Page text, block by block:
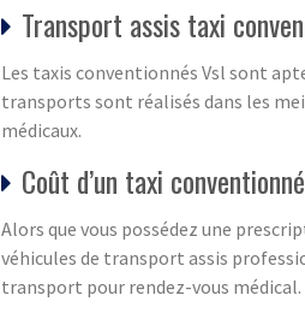
Transport assis taxi
Les taxis conventionnés Vsl sont
transports sont réalisés dans les
médicaux.
Coût d’un taxi
Alors que vous possédez une
véhicules de transport assis
transport pour rendez-vous